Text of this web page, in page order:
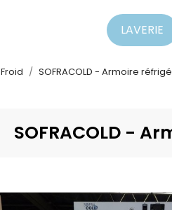
LAVERIE
Froid SOFRACOLD - Armoire
SOFRACOLD -